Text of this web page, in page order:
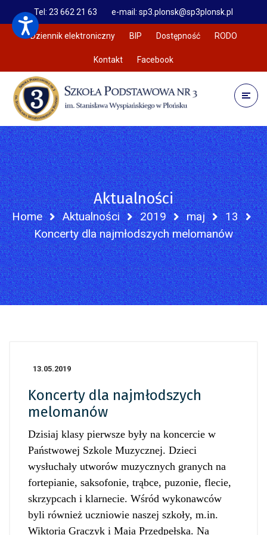
Tel: 23 662 21 63 e-mail: sp3.plonsk@sp3plonsk.pl
Dziennik elektroniczny BIP Dostępność RODO
Kontakt Facebook
Aktualności
Home Aktualności 2019 maj
13
Koncerty dla najmłodszych melomanów
13.05.2019
Koncerty dla najmłodszych
melomanów
Dzisiaj klasy pierwsze były na koncercie w
Państwowej Szkole Muzycznej. Dzieci
wysłuchały utworów muzycznych granych na
fortepianie, saksofonie, trąbce, puzonie, flecie,
skrzypcach i klarnecie. Wśród wykonawców
byli również uczniowie naszej szkoły, m.in.
Wiktoria Graczyk i Maja Przedpełska. Na